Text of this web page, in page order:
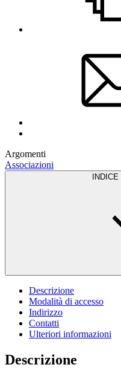
Argomenti
Associazioni
Descrizione
Modalità di accesso
Indirizzo
Contatti
Ulteriori informazioni
Descrizione